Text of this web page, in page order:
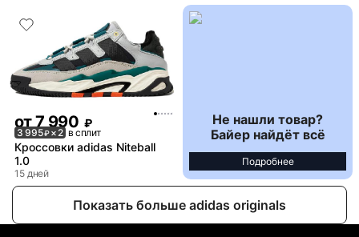
от7 990 ₽
3 995₽× 2 в сплит
Кроссовки adidas Niteball
1.0
15 дней
Не нашли товар?
Байер найдёт всё
Подробнее
Показать больше adidas originals